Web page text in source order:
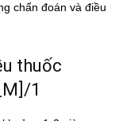
chẩn đoán và điều
thuốc
1